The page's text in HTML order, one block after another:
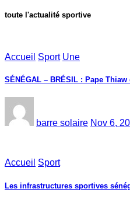
toute l'actualité sportive
Accueil Sport Une
SÉNÉGAL – BRÉSIL : Pape
barre solaire Nov 6,
Accueil Sport
Les infrastructures sportives